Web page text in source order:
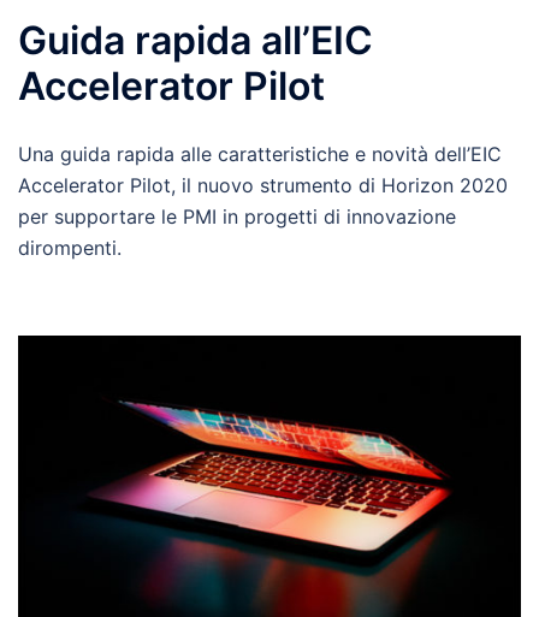
Guida rapida all’EIC
Accelerator Pilot
Una guida rapida alle caratteristiche e novità dell’EIC
Accelerator Pilot, il nuovo strumento di Horizon 2020
per supportare le PMI in progetti di innovazione
dirompenti.